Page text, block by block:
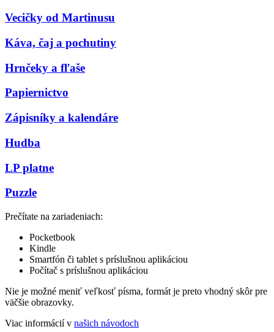
Vecičky od Martinusu
Káva, čaj a pochutiny
Hrnčeky a fľaše
Papiernictvo
Zápisníky a kalendáre
Hudba
LP platne
Puzzle
Prečítate na zariadeniach:
Pocketbook
Kindle
Smartfón či tablet s príslušnou aplikáciou
Počítač s príslušnou aplikáciou
Nie je možné meniť veľkosť písma, formát je preto vhodný skôr pre
väčšie obrazovky.
Viac informácií v našich návodoch